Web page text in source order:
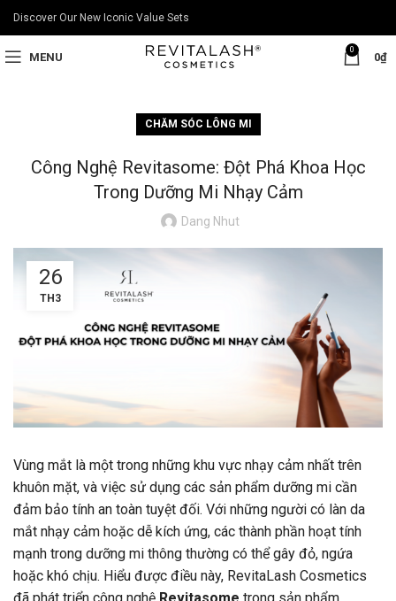
Discover Our New Iconic Value Sets
MENU
0
0₫
CHĂM SÓC LÔNG MI
Công Nghệ Revitasome: Đột Phá Khoa Học
Trong Dưỡng Mi Nhạy Cảm
Dang Nhut
26
TH3
Vùng mắt là một trong những khu vực nhạy cảm nhất trên
khuôn mặt, và việc sử dụng các sản phẩm dưỡng mi cần
đảm bảo tính an toàn tuyệt đối. Với những người có làn da
mắt nhạy cảm hoặc dễ kích ứng, các thành phần hoạt tính
mạnh trong dưỡng mi thông thường có thể gây đỏ, ngứa
hoặc khó chịu. Hiểu được điều này, RevitaLash Cosmetics